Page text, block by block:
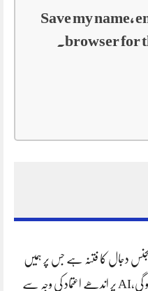
Save my name,
browser for
دجال کا فتنہ ہے جس پر ہمیں
فتح حاصل ہو گی،AI پر اندھے اعتماد کی وجہ سے